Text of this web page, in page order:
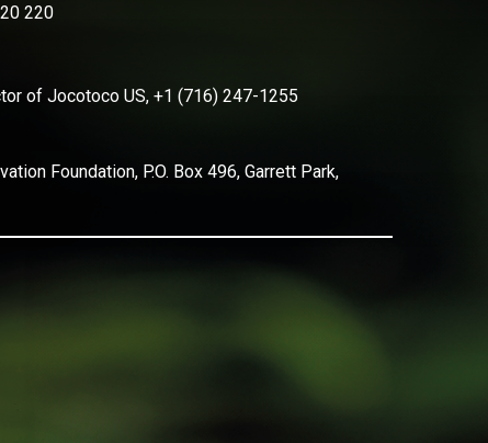
220
of Jocotoco US, +1 (716) 247-1255
Foundation, P.O. Box 496, Garrett Park,